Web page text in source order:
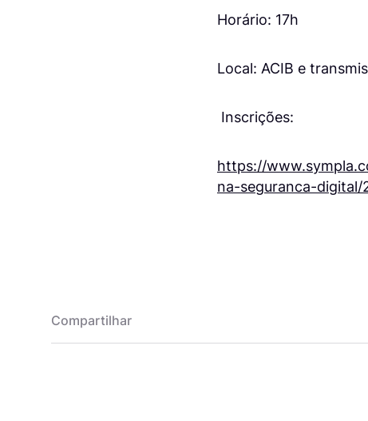
Horário: 17h
Local: ACIB e
Inscrições:
https://
na-seguranca-digital/
Compartilhar